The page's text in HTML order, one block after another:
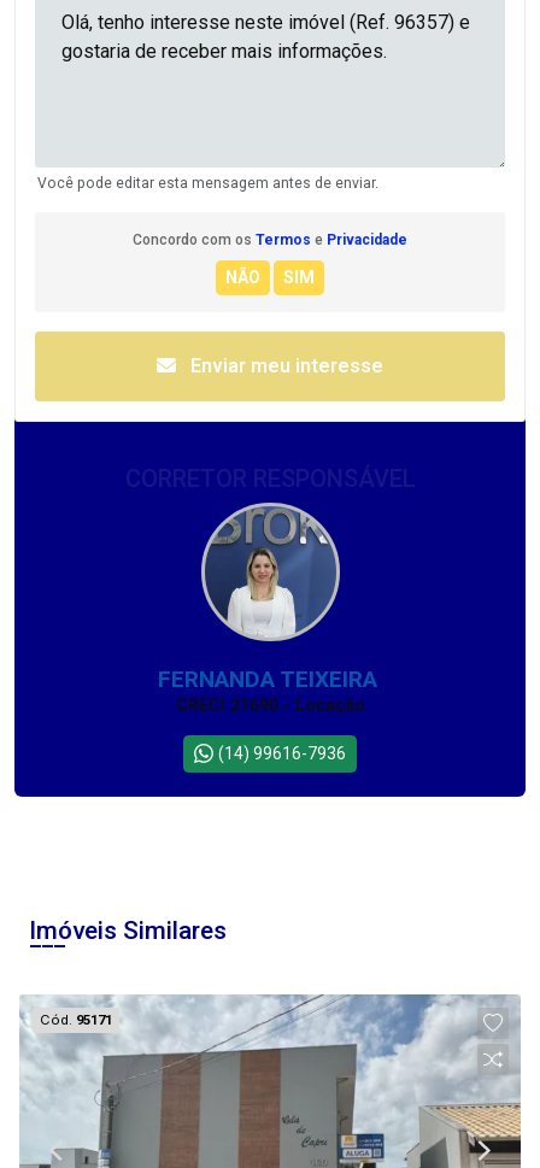
Você pode editar esta mensagem antes de enviar.
Concordo com os Termos e Privacidade
Enviar meu interesse
FERNANDA TEIXEIRA
CRECI 21690 - Locação
(14) 99616-7936
Imóveis Similares
Cód. 95171